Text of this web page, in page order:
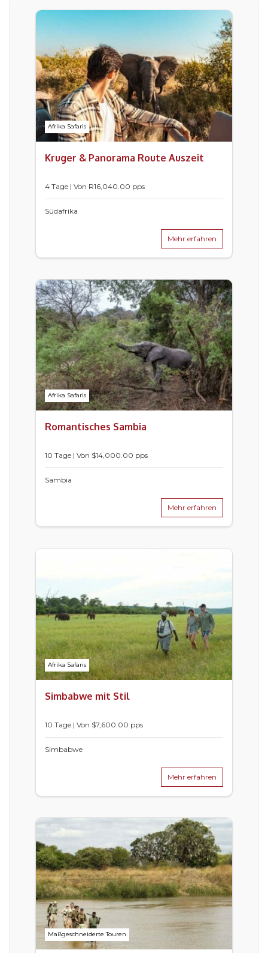
Afrika Safaris
Kruger & Panorama Route Auszeit
4 Tage | Von R16,040.00 pps
Südafrika
Mehr erfahren
Afrika Safaris
Romantisches Sambia
10 Tage | Von $14,000.00 pps
Sambia
Mehr erfahren
Afrika Safaris
Simbabwe mit Stil
10 Tage | Von $7,600.00 pps
Simbabwe
Mehr erfahren
Maßgeschneiderte Touren